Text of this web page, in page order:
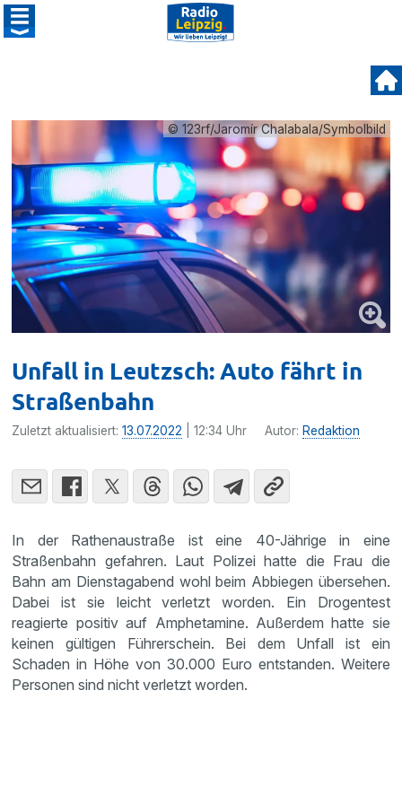
© 123rf/Jaromír Chalabala/Symbolbild
Unfall in Leutzsch: Auto fährt in
Straßenbahn
Zuletzt aktualisiert:13.07.2022 | 12:34 Uhr Autor: Redaktion
In der Rathenaustraße ist eine 40-Jährige in eine
Straßenbahn gefahren. Laut Polizei hatte die Frau die
Bahn am Dienstagabend wohl beim Abbiegen übersehen.
Dabei ist sie leicht verletzt worden. Ein Drogentest
reagierte positiv auf Amphetamine. Außerdem hatte sie
keinen gültigen Führerschein. Bei dem Unfall ist ein
Schaden in Höhe von 30.000 Euro entstanden. Weitere
Personen sind nicht verletzt worden.